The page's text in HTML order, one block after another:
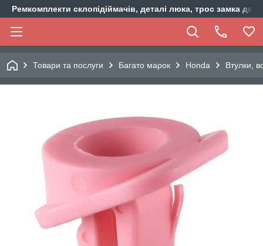
Ремкомплекти склопідіймачів, деталі люка, трос замка
Товари та послуги Багато марок Honda Втулки,